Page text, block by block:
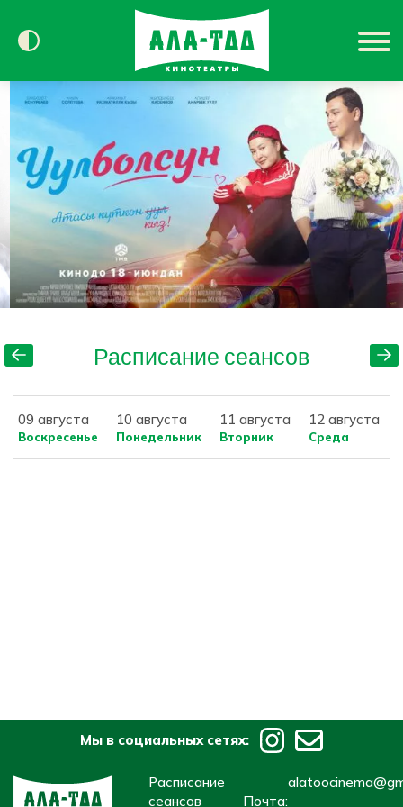
Сегодня в кино
Расписание
Контакты
Расписание сеансов
09 августа
Воскресенье
10 августа
Понедельник
11 августа
Вторник
12 августа
Среда
Мы в социальных сетях:
Расписание
сеансов
Почта: